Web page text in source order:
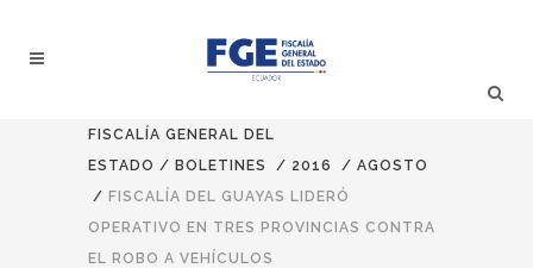
FISCALÍA GENERAL DEL
ESTADO / BOLETINES / 2016 / AGOSTO
/ FISCALÍA DEL GUAYAS LIDERÓ
OPERATIVO EN TRES PROVINCIAS CONTRA
EL ROBO A VEHÍCULOS